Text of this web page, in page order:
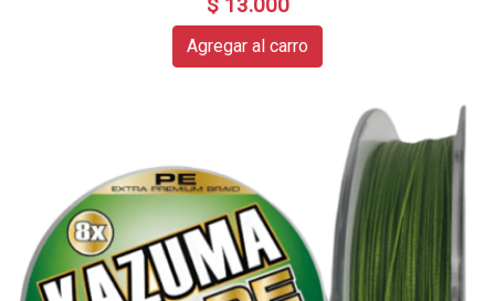
Agregar al carro